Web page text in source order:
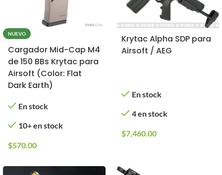
NUEVO
Cargador Mid-Cap M4
de 150 BBs Krytac para
Airsoft (Color: Flat
Dark Earth)
En stock
10+ en stock
$570.00
Krytac Alpha SDP para
Airsoft / AEG
En stock
4 en stock
$7,460.00